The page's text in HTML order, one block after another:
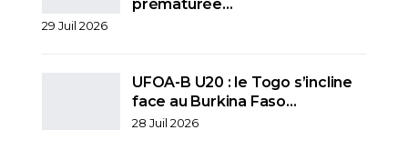
prématurée…
29 Juil 2026
UFOA-B U20 : le Togo s’incline
face au Burkina Faso…
28 Juil 2026